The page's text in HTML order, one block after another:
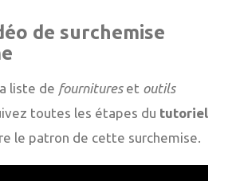
de surchemise
liste de fournitureset outils
toutes les étapes du tutoriel
le patron de cette surchemise.